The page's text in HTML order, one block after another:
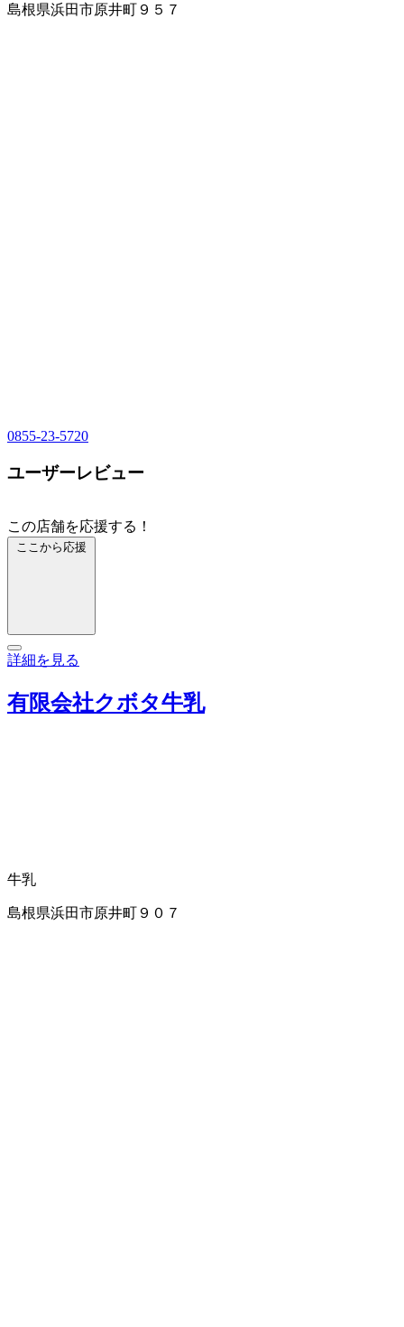
島根県浜田市原井町９５７
0855-23-5720
ユーザーレビュー
この店舗を応援する！
ここから応援
詳細を見る
有限会社クボタ牛乳
牛乳
島根県浜田市原井町９０７